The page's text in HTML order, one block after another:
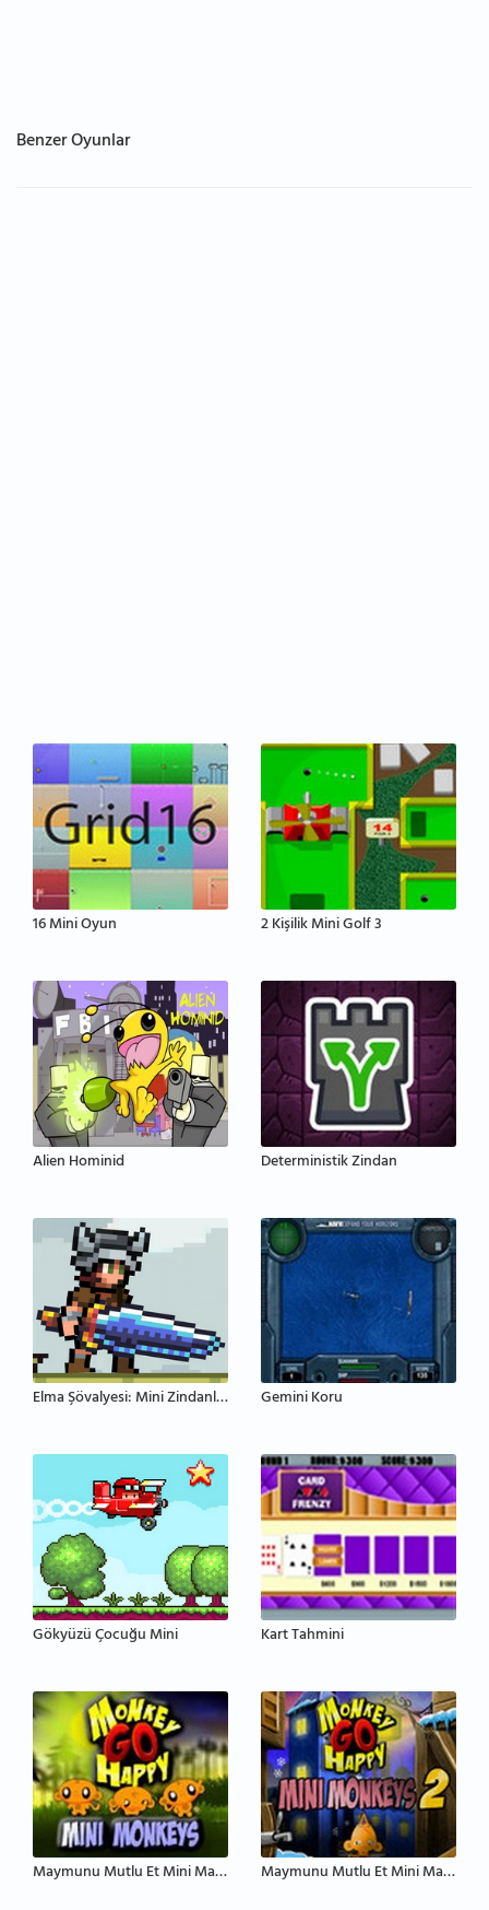
Benzer Oyunlar
16 Mini Oyun 2 Kişilik Mini Golf 3
Alien Hominid Deterministik Zindan
Elma Şövalyesi: Mini Zindanlar Gemini Koru
Gökyüzü Çocuğu Mini Kart Tahmini
Maymunu Mutlu Et Mini Maymunlar Maymunu Mutlu Et Mini Maymunlar 2